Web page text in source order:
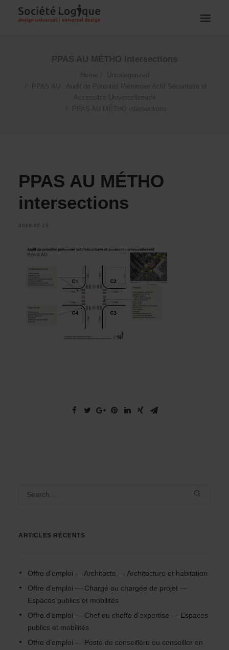
PPAS AU MÉTHO intersections
Home
Uncategorized
PPAS AU : Audit de Potentiel Piétonnier Actif Sécuritaire et
Accessible Universellement
PPAS AU MÉTHO intersections
PPAS AU MÉTHO
intersections
2018-02-13
ARTICLES RÉCENTS
Offre d’emploi — Architecte — Architecture et habitation
Offre d’emploi — Chargé ou chargée de projet —
Espaces publics et mobilités
Offre d’emploi — Chef ou cheffe d’expertise — Espaces
publics et mobilités
Offre d’emploi — Poste de conseillère ou conseiller en